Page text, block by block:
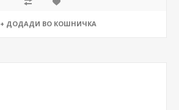
+ ДОДАДИ ВО КОШНИЧКА